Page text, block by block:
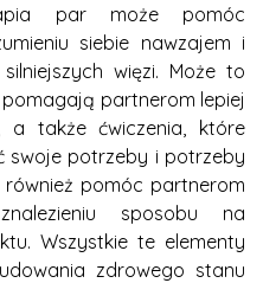
par może pomóc
siebie nawzajem i
więzi. Może to
partnerom lepiej
a także ćwiczenia, które
swoje potrzeby i potrzeby
pomóc partnerom
sposobu na
Wszystkie te elementy
zdrowego stanu